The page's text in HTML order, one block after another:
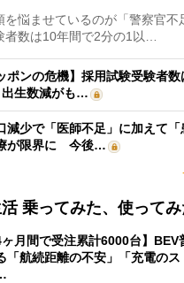
悩ませているのが「警察官不
者数は10年間で2分の1以…
ポンの危機】採用試験受験者
生数減がも…
減少で「医師不足」に加えて
が限界に 今後…
乗ってみた、使ってみ
ヶ月間で受注累計6000台】BEV
「航続距離の不安」「充電のス